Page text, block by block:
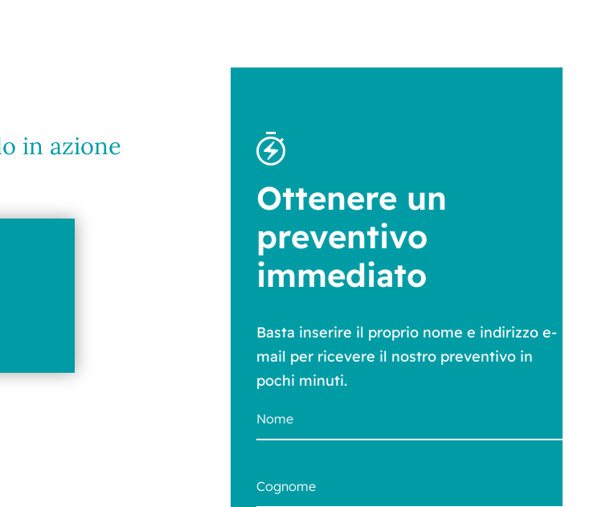
in azione
Ottenere un
preventivo
immediato
Basta inserire il proprio nome e indirizzo e-
mail per ricevere il nostro preventivo in
pochi minuti.